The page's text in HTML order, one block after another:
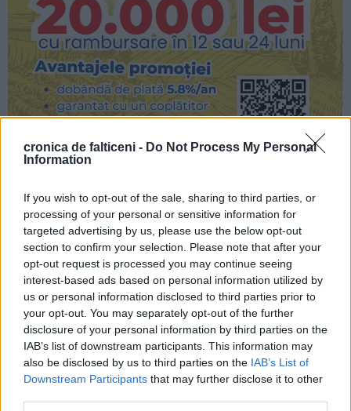
cronica de falticeni - Do Not Process My Personal
Information
If you wish to opt-out of the sale, sharing to third parties, or
processing of your personal or sensitive information for
targeted advertising by us, please use the below opt-out
section to confirm your selection. Please note that after your
opt-out request is processed you may continue seeing
interest-based ads based on personal information utilized by
us or personal information disclosed to third parties prior to
your opt-out. You may separately opt-out of the further
disclosure of your personal information by third parties on the
IAB’s list of downstream participants. This information may
also be disclosed by us to third parties on the IAB’s List of
Downstream Participants that may further disclose it to other